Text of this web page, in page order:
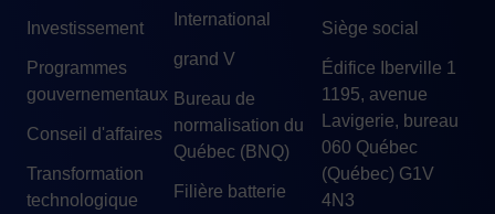
Investissement
Programmes
gouvernementaux
Conseil d'affaires
Transformation
technologique
International
grand V
Bureau de
normalisation du
Québec (BNQ)
Filière batterie
Siège social
Édifice Iberville 1
1195, avenue
Lavigerie, bureau
060 Québec
(Québec) G1V
4N3